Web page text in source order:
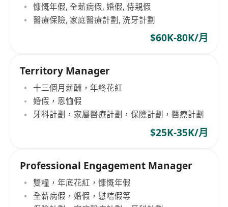
慷慨年假, 全薪病假, 婚假, 侍親假
醫療保險, 家庭醫療計劃, 洗牙計劃
$60K-80K/月
Territory Manager
十三個月薪酬，年終花紅
婚假，恩恤假
牙科計劃，家屬醫療計劃，保險計劃，醫療計劃
$25K-35K/月
Professional Engagement Manager
雙糧，年底花紅，慷慨年假
全薪病假，婚假，慰唁假等